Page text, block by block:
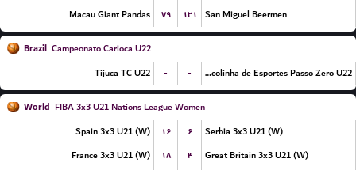
Macau Giant Pandas
۷۹ ۱۳۱ San Miguel Beermen
Brazil Campeonato Carioca U22
Tijuca TC U22
- - Escolinha de Esportes Passo Zero U22
World FIBA 3x3 U21 Nations League Women
Spain 3x3 U21 (W)
۱۶ ۶
Serbia 3x3 U21 (W)
France 3x3 U21 (W)
۱۸ ۴
Great Britain 3x3 U21 (W)